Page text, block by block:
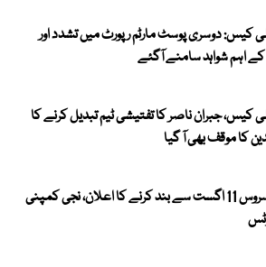
کیس: دوسری پوسٹ مارٹم رپورٹ میں تشدد اور
اہم شواہد سامنے آگئے
کیس، جبران ناصر کا تفتیشی ٹیم تبدیل کرنے کا
کا موقف بھی آ گیا
میٹرو بس سروس 11 اگست سے بند کرنے کا اعلان، نجی کمپنی